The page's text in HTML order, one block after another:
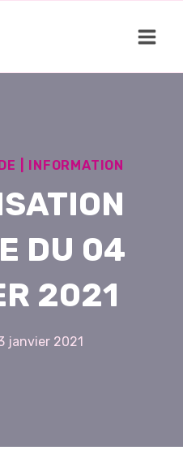
INFORMATION
DU 04
2021
janvier 2021